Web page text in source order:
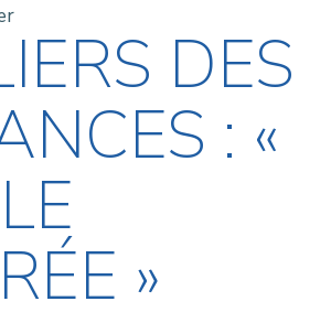
DES
: «
»